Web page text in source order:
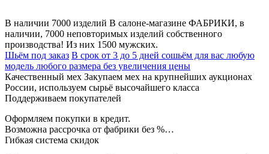
В наличии 7000 изделий В салоне-магазине ФАБРИКИ, в
наличии, 7000 неповторимых изделий собственного
производства! Из них 1500 мужских.
Шьём под заказ В срок от 3 до 5 дней сошьём для вас любую
модель любого размера без увеличения цены
Качественный мех Закупаем мех на крупнейших аукционах
России, используем сырьё высочайшего класса
Поддерживаем покупателей
Оформляем покупки в кредит.
Возможна рассрочка от фабрики без %…
Гибкая система скидок